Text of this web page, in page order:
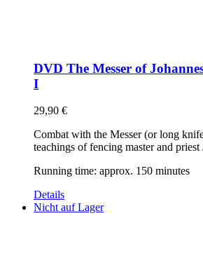
DVD The Messer of
I
29,90 €
Combat with the Messer (or long
teachings of fencing master and priest
Running time: approx. 150 minutes
Details
Nicht auf Lager